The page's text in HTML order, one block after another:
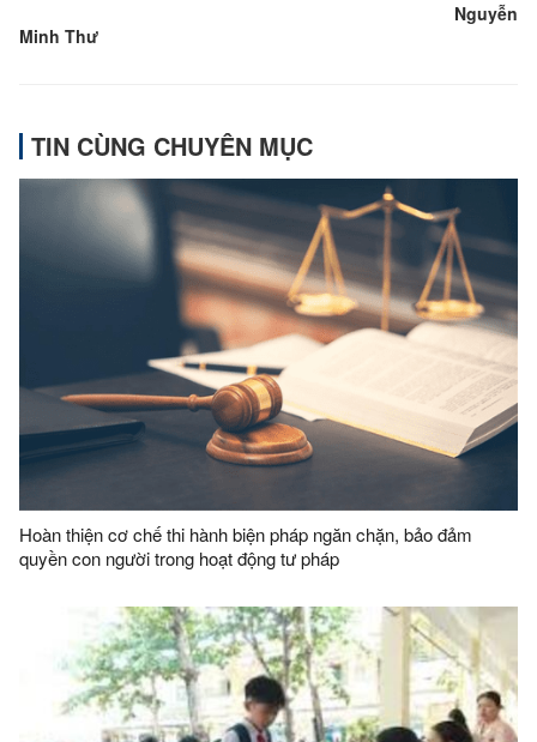
Nguyễn
Minh Thư
TIN CÙNG CHUYÊN MỤC
Hoàn thiện cơ chế thi hành biện pháp ngăn chặn, bảo đảm
quyền con người trong hoạt động tư pháp